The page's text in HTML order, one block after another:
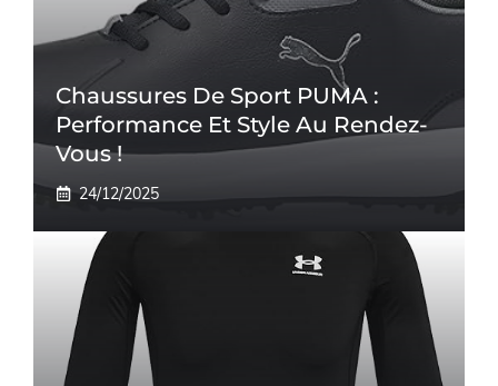
Chaussures De Sport PUMA :
Performance Et Style Au Rendez-
Vous !
24/12/2025